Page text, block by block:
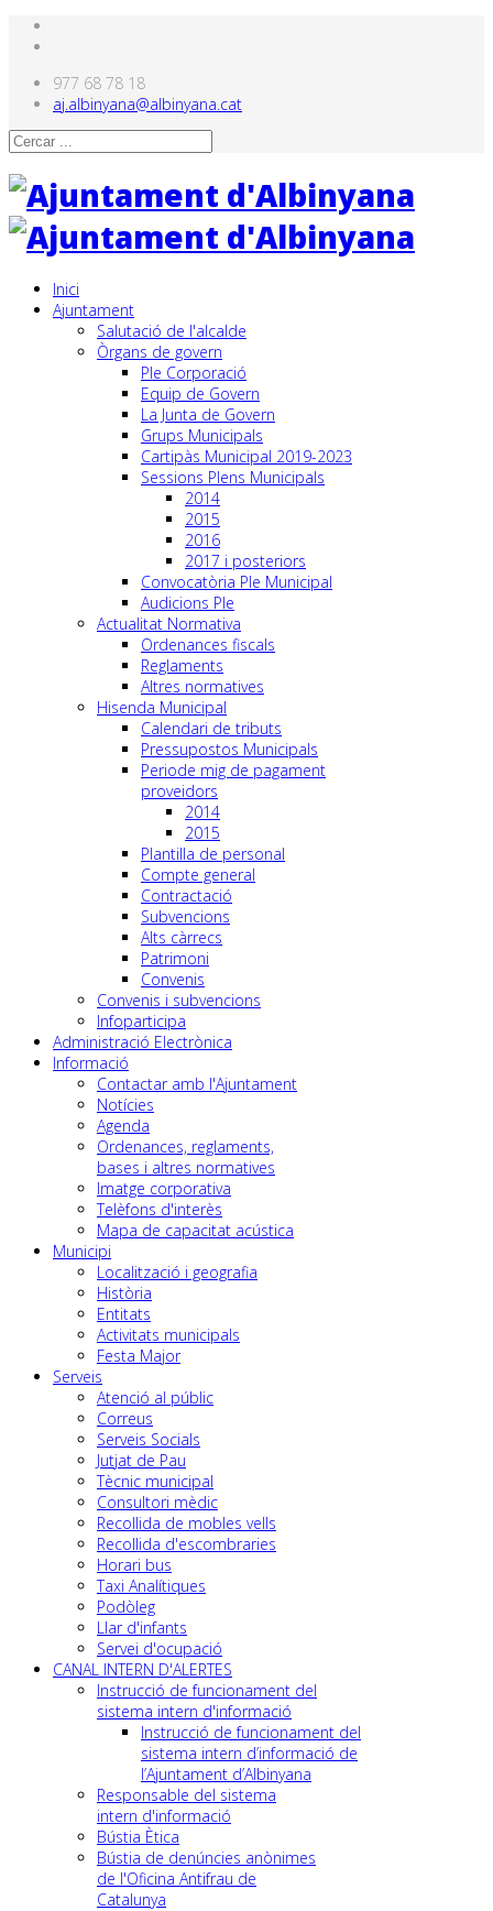
977 68 78 18
aj.albinyana@albinyana.cat
Inici
Ajuntament
Salutació de l'alcalde
Òrgans de govern
Ple Corporació
Equip de Govern
La Junta de Govern
Grups Municipals
Cartipàs Municipal 2019-2023
Sessions Plens Municipals
2014
2015
2016
2017 i posteriors
Convocatòria Ple Municipal
Audicions Ple
Actualitat Normativa
Ordenances fiscals
Reglaments
Altres normatives
Hisenda Municipal
Calendari de tributs
Pressupostos Municipals
Periode mig de pagament
proveidors
2014
2015
Plantilla de personal
Compte general
Contractació
Subvencions
Alts càrrecs
Patrimoni
Convenis
Convenis i subvencions
Infoparticipa
Administració Electrònica
Informació
Contactar amb l'Ajuntament
Notícies
Agenda
Ordenances, reglaments,
bases i altres normatives
Imatge corporativa
Telèfons d'interès
Mapa de capacitat acústica
Municipi
Localització i geografia
Història
Entitats
Activitats municipals
Festa Major
Serveis
Atenció al públic
Correus
Serveis Socials
Jutjat de Pau
Tècnic municipal
Consultori mèdic
Recollida de mobles vells
Recollida d'escombraries
Horari bus
Taxi Analítiques
Podòleg
Llar d'infants
Servei d'ocupació
CANAL INTERN D'ALERTES
Instrucció de funcionament del
sistema intern d'informació
Instrucció de funcionament del
sistema intern d’informació de
l’Ajuntament d’Albinyana
Responsable del sistema
intern d'informació
Bústia Ètica
Bústia de denúncies anònimes
de l'Oficina Antifrau de
Catalunya